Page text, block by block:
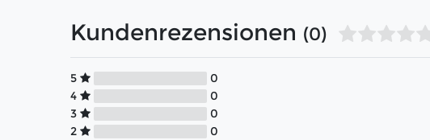
Kundenrezensionen (0)
5
0
4
0
3
0
2
0